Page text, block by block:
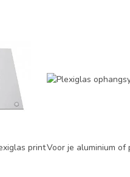
printVoor je aluminium of